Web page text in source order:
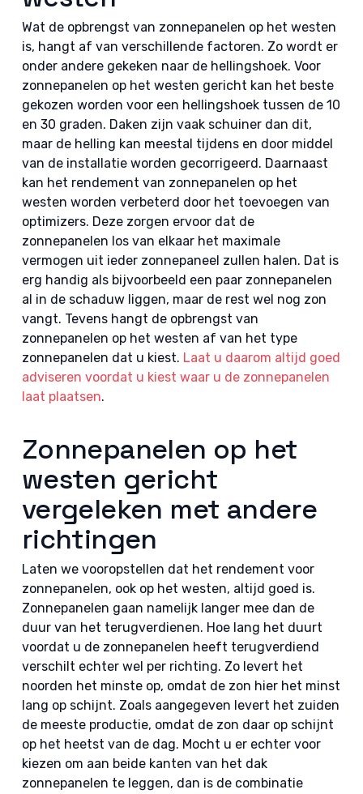
Wat de opbrengst van zonnepanelen op het westen
is, hangt af van verschillende factoren. Zo wordt er
onder andere gekeken naar de hellingshoek. Voor
zonnepanelen op het westen gericht kan het beste
gekozen worden voor een hellingshoek tussen de 10
en 30 graden. Daken zijn vaak schuiner dan dit,
maar de helling kan meestal tijdens en door middel
van de installatie worden gecorrigeerd. Daarnaast
kan het rendement van zonnepanelen op het
westen worden verbeterd door het toevoegen van
optimizers. Deze zorgen ervoor dat de
zonnepanelen los van elkaar het maximale
vermogen uit ieder zonnepaneel zullen halen. Dat is
erg handig als bijvoorbeeld een paar zonnepanelen
al in de schaduw liggen, maar de rest wel nog zon
vangt. Tevens hangt de opbrengst van
zonnepanelen op het westen af van het type
zonnepanelen dat u kiest. Laat u daarom altijd goed
adviseren voordat u kiest waar u de zonnepanelen
laat plaatsen.
Zonnepanelen op het
westen gericht
vergeleken met andere
richtingen
Laten we vooropstellen dat het rendement voor
zonnepanelen, ook op het westen, altijd goed is.
Zonnepanelen gaan namelijk langer mee dan de
duur van het terugverdienen. Hoe lang het duurt
voordat u de zonnepanelen heeft terugverdiend
verschilt echter wel per richting. Zo levert het
noorden het minste op, omdat de zon hier het minst
lang op schijnt. Zoals aangegeven levert het zuiden
de meeste productie, omdat de zon daar op schijnt
op het heetst van de dag. Mocht u er echter voor
kiezen om aan beide kanten van het dak
zonnepanelen te leggen, dan is de combinatie